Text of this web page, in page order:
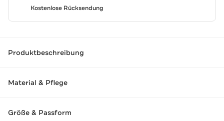
Kostenlose Rücksendung
Produktbeschreibung
Material & Pflege
Größe & Passform